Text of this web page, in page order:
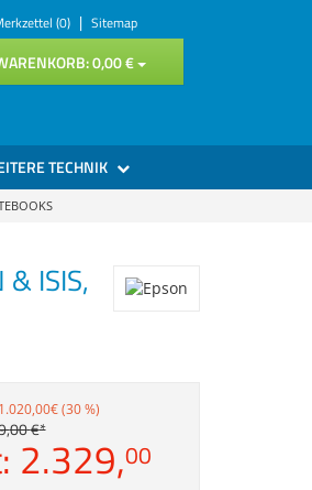
(0) | Sitemap
0,00€
TECHNIK
ISIS,
(30 %)
00€*
2.329,00